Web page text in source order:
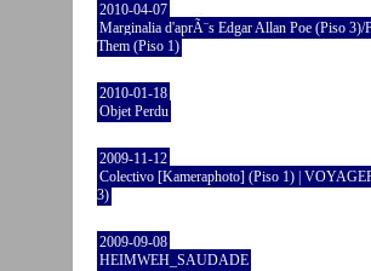
2010-04-07
Marginalia d'aprÃ¨s Edgar Allan Poe (Piso 3)/
Them (Piso 1)
2010-01-18
Objet Perdu
2009-11-12
Colectivo [Kameraphoto] (Piso 1) |
3)
2009-09-08
HEIMWEH_SAUDADE